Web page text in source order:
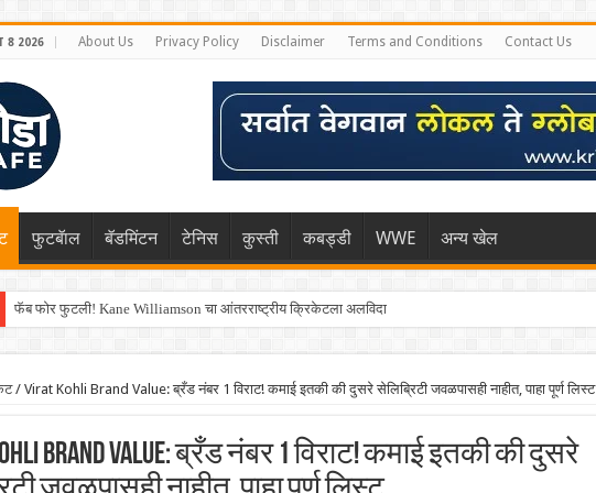
8 2026 About Us Privacy Policy Disclaimer Terms and Conditions Contact Us
फुटबॅाल बॅडमिंटन टेनिस कुस्ती कबड्डी WWE अन्य खेल
फॅब फोर फुटली! Kane Williamson चा आंतरराष्ट्रीय क्रिकेटला अलविदा
/ Virat Kohli Brand Value: ब्रँड नंबर 1 विराट! कमाई इतकी की दुसरे सेलिब्रिटी जवळपासही नाहीत, पाहा पूर्ण लिस्ट
Brand Value: ब्रँड नंबर 1 विराट! कमाई इतकी की दुसरे